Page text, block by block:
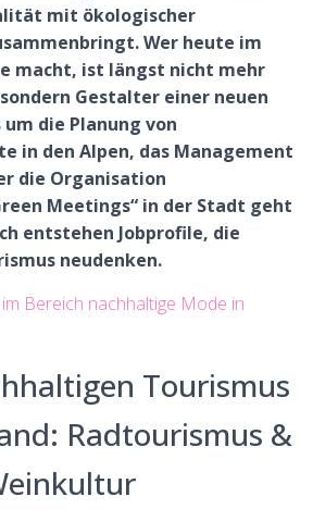
mit ökologischer
Wer heute im
macht, ist längst nicht mehr
Gestalter einer neuen
die Planung von
in den Alpen, das Management
die Organisation
Meetings“ in der Stadt geht
entstehen Jobprofile, die
neudenken.
im Bereich nachhaltige Mode in
Tourismus
Radtourismus &